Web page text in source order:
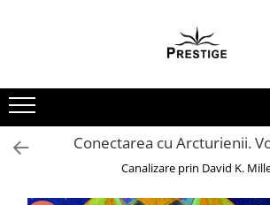
Noutati
Promotii
Pachete Speciale Carti
Spiritualitate - Ezoterism
Conectarea cu Arcturienii.
Canalizare prin David K.